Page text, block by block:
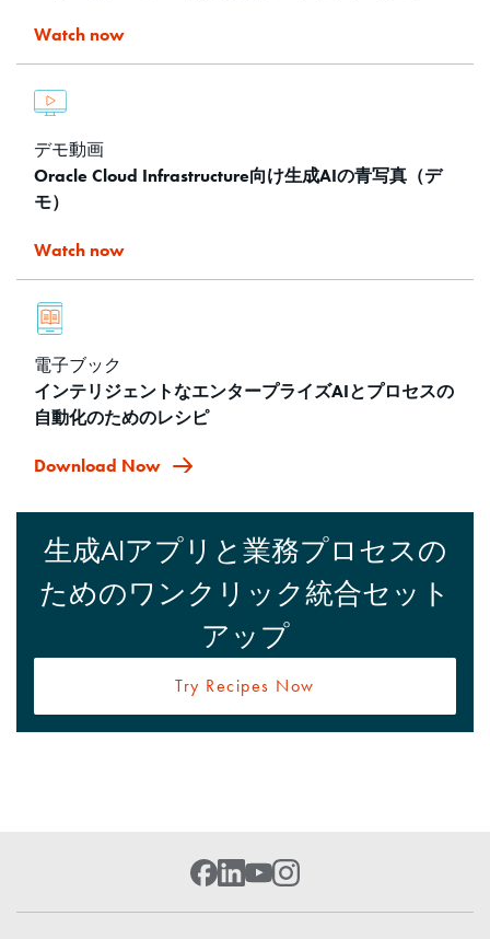
Watch now
デモ動画
Oracle Cloud Infrastructure向け生成AIの青写真（デ
モ）
Watch now
電子ブック
インテリジェントなエンタープライズAIとプロセスの
自動化のためのレシピ
Download Now
生成AIアプリと業務プロセスの
ためのワンクリック統合セット
アップ
Try Recipes Now